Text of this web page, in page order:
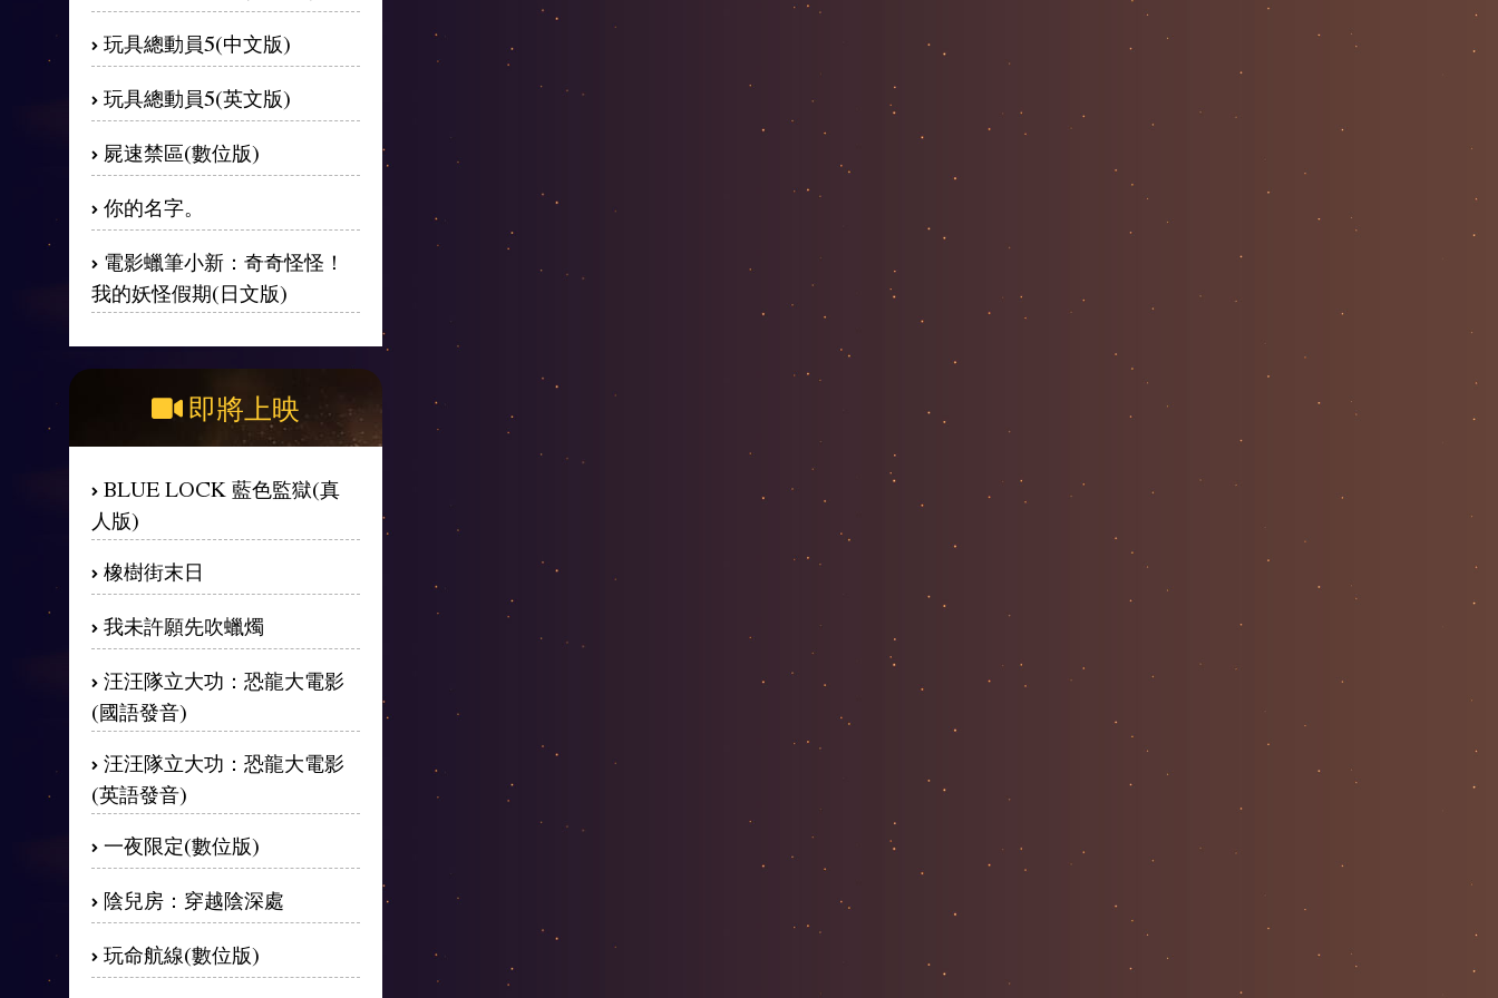
玩具總動員5(中文版)
玩具總動員5(英文版)
屍速禁區(數位版)
你的名字。
電影蠟筆小新：奇奇怪怪！
我的妖怪假期(日文版)
即將上映
BLUE LOCK 藍色監獄(真
人版)
橡樹街末日
我未許願先吹蠟燭
汪汪隊立大功：恐龍大電影
(國語發音)
汪汪隊立大功：恐龍大電影
(英語發音)
一夜限定(數位版)
陰兒房：穿越陰深處
玩命航線(數位版)